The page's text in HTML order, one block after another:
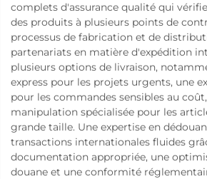
complets d'assurance qualité qui
des produits à plusieurs points de
processus de fabrication et de
partenariats en matière d'expédition
plusieurs options de livraison,
express pour les projets urgents, une
pour les commandes sensibles au
manipulation spécialisée pour les
grande taille. Une expertise en
transactions internationales fluides
documentation appropriée, une
douane et une conformité